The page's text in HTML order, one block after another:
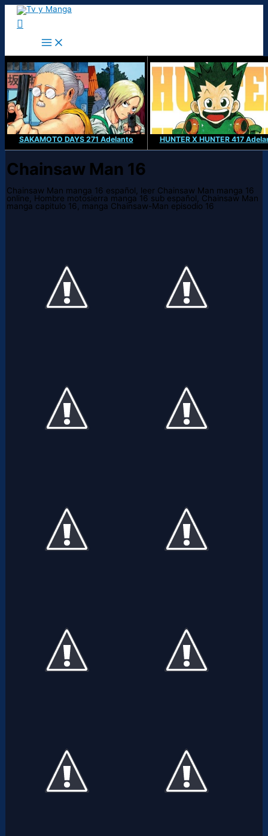
Ir
contenido
Buscar
SAKAMOTO DAYS 271 Adelanto HUNTER X HUNTER 417
Chainsaw Man 16
Chainsaw Man manga 16 español, leer Chainsaw Man manga 16
online, Hombre motosierra manga 16 sub español, Chainsaw Man
manga capitulo 16, manga Chainsaw-Man episodio 16